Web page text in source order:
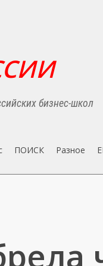
бизнес-школ
ПОИСК Разное